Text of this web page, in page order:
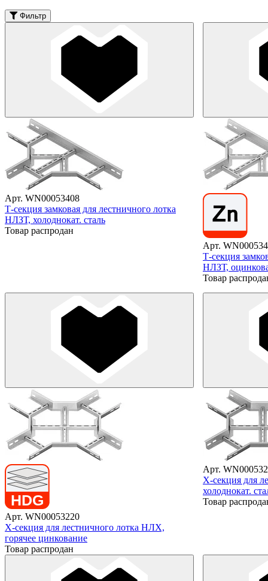
Фильтр
Арт. WN00053408
Т-секция замковая для лестничного лотка
НЛЗТ, холоднокат. сталь
Товар распродан
Арт.
Т-секция
НЛЗТ,
Товар
Арт. WN00053220
X-секция для лестничного лотка НЛХ,
горячее цинкование
Товар распродан
Арт.
X-секция для
холоднокат.
Товар